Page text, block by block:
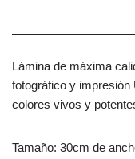
Lámina de máxima
fotográfico y impresión
colores vivos y
Tamaño: 30cm de